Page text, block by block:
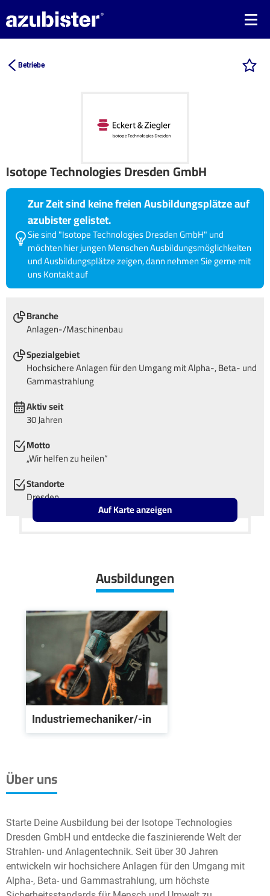
Betriebe
Isotope Technologies Dresden GmbH
Zur Zeit sind keine freien Ausbildungsplätze auf
azubister gelistet.
Sie sind "Isotope Technologies Dresden GmbH" und
möchten hier jungen Menschen Ausbildungsmöglichkeiten
und Ausbildungsplätze zeigen, dann nehmen Sie gerne mit
uns Kontakt auf
Branche
Anlagen-/Maschinenbau
Spezialgebiet
Hochsichere Anlagen für den Umgang mit Alpha-, Beta- und
Gammastrahlung
Aktiv seit
30 Jahren
Motto
„Wir helfen zu heilen“
Standorte
Dresden
Leaflet OpenStreetMap2
Auf Karte anzeigen
Ausbildungen
Industriemechaniker/-in
Über uns
Starte Deine Ausbildung bei der Isotope Technologies
Dresden GmbH und entdecke die faszinierende Welt der
Strahlen- und Anlagentechnik. Seit über 30 Jahren
entwickeln wir hochsichere Anlagen für den Umgang mit
Alpha-, Beta- und Gammastrahlung, um höchste